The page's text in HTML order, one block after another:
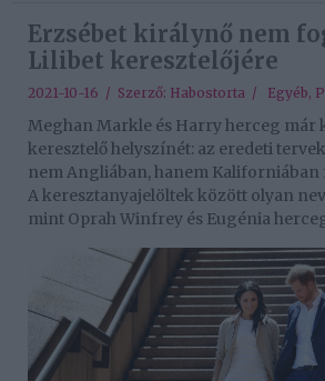
Erzsébet királynő nem
Lilibet keresztelőjére
2021-10-16 / Szerző: Habostorta / Egyéb,
Meghan Markle és Harry herceg már
keresztelő helyszínét: az eredeti
nem Angliában, hanem
A keresztanyajelöltek között olyan
mint Oprah Winfrey és Eugénia